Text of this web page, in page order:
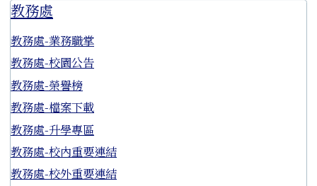
教務處
教務處-業務職掌
教務處-校園公告
教務處-榮譽榜
教務處-檔案下載
教務處-升學專區
教務處-校內重要連結
教務處-校外重要連結